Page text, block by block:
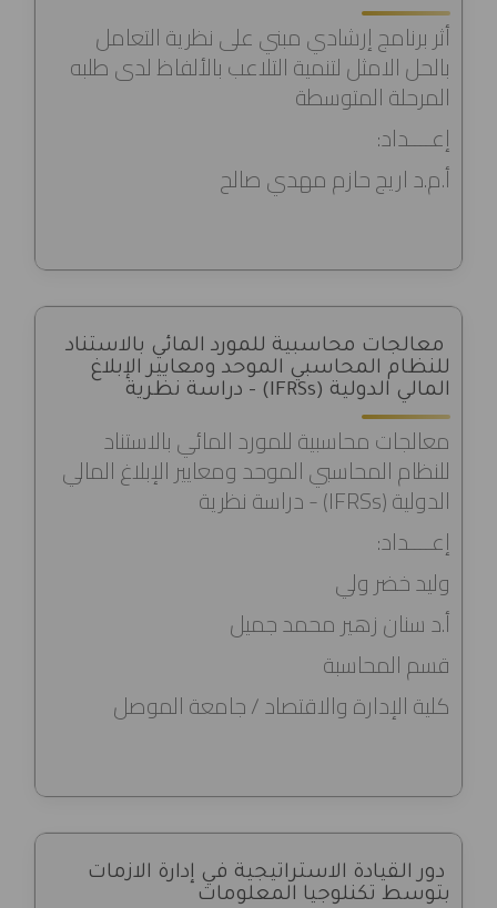
أثر برنامج إرشادي مبني على نظرية التعامل
بالحل الامثل لتنمية التلاعب بالألفاظ لدى طلبه
المرحلة المتوسطة
إعــــداد:
أ.م.د اريج حازم مهدي صالح
معالجات محاسبية للمورد المائي بالاستناد
للنظام المحاسبي الموحد ومعايير الإبلاغ
المالي الدولية (IFRSs) - دراسة نظرية
معالجات محاسبية للمورد المائي بالاستناد
للنظام المحاسبي الموحد ومعايير الإبلاغ المالي
الدولية (IFRSs) - دراسة نظرية
إعــــداد:
وليد خضر ولي
أ.د سنان زهير محمد جميل
قسم المحاسبة
كلية الإدارة والاقتصاد / جامعة الموصل
دور القيادة الاستراتيجية في إدارة الازمات
بتوسط تكنلوجيا المعلومات